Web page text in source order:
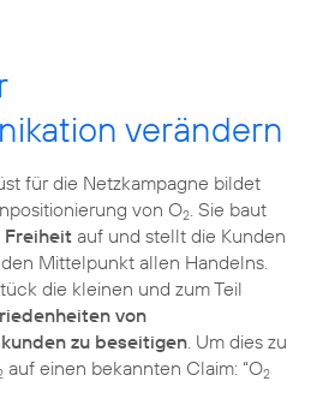
verändern
für die Netzkampagne bildet
von O2. Sie baut
auf und stellt die Kunden
Mittelpunkt allen Handelns.
die kleinen und zum Teil
von
zu beseitigen. Um dies zu
auf einen bekannten Claim: “O2